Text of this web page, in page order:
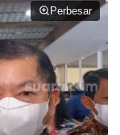
Perbesar